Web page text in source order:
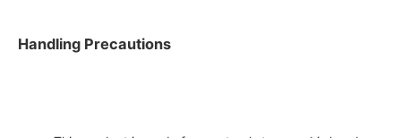
Handling Precautions